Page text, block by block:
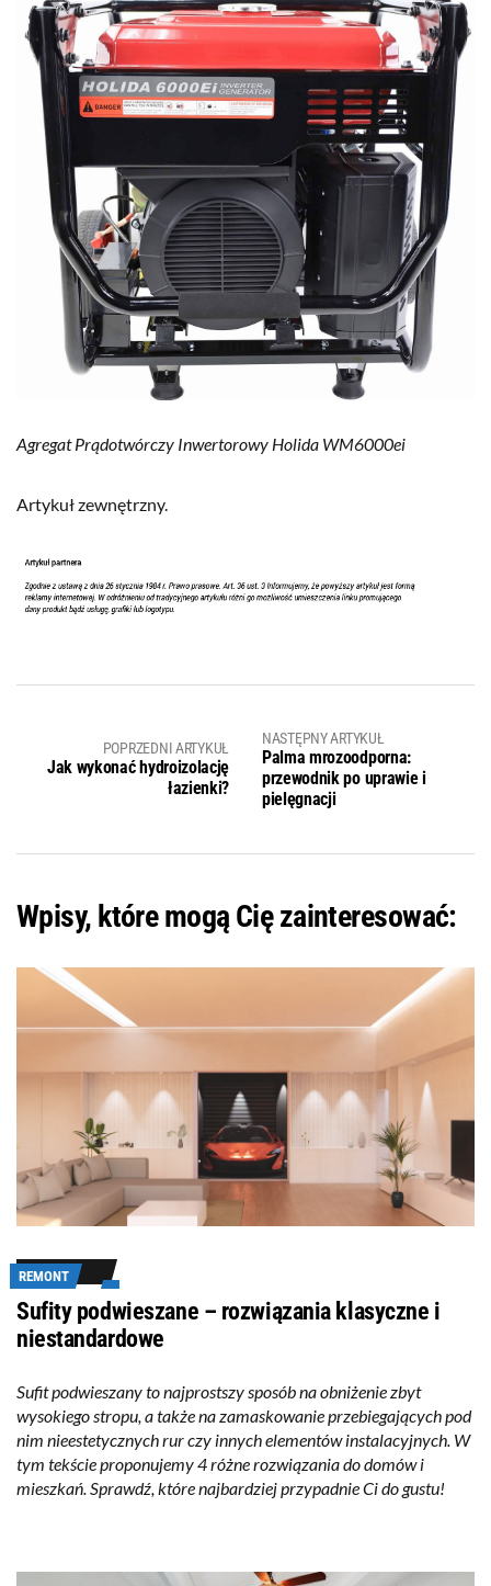
Agregat Prądotwórczy Inwertorowy Holida WM6000ei
Artykuł zewnętrzny.
POPRZEDNI ARTYKUŁ
Jak wykonać hydroizolację
łazienki?
NASTĘPNY ARTYKUŁ
Palma mrozoodporna:
przewodnik po uprawie i
pielęgnacji
Wpisy, które mogą Cię zainteresować:
REMONT
Sufity podwieszane – rozwiązania klasyczne i
niestandardowe
Sufit podwieszany to najprostszy sposób na obniżenie zbyt
wysokiego stropu, a także na zamaskowanie przebiegających pod
nim nieestetycznych rur czy innych elementów instalacyjnych. W
tym tekście proponujemy 4 różne rozwiązania do domów i
mieszkań. Sprawdź, które najbardziej przypadnie Ci do gustu!